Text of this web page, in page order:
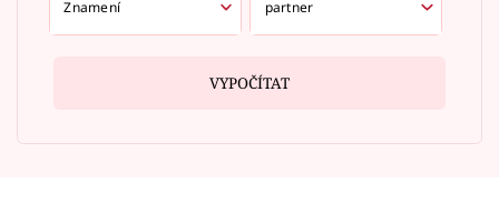
VYPOČÍTAT